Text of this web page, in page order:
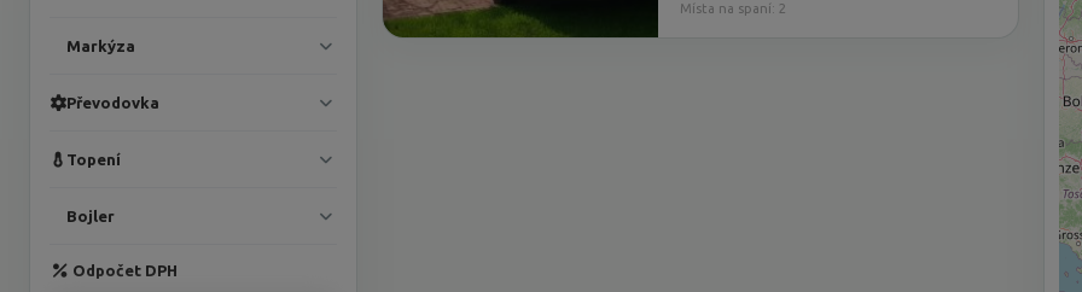
Markýza
Převodovka
Topení
Bojler
Odpočet DPH
Místa na spaní: 2